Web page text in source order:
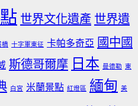
世界文化遺產 世界遺
十字軍東征 卡帕多奇亞 國中國
斯德哥爾摩 日本 曼德勒 東
白宮 米蘭景點 紅燈區 緬甸 美